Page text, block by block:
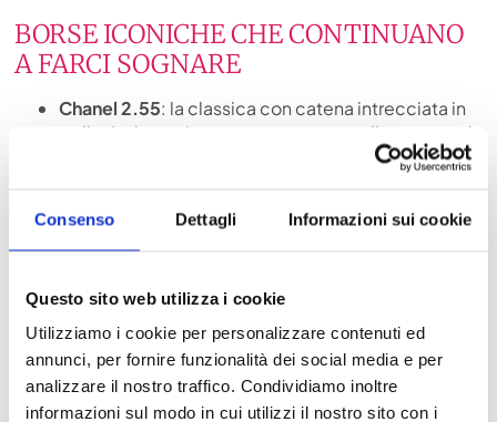
Consenso Dettagli Informazioni sui cookie
Questo sito web utilizza i cookie
Utilizziamo i cookie per personalizzare contenuti ed
annunci, per fornire funzionalità dei social media e per
analizzare il nostro traffico. Condividiamo inoltre
informazioni sul modo in cui utilizzi il nostro sito con i
BORSE ICONICHE CHE CONTINUANO
A FARCI SOGNARE
Chanel 2.55: la classica con catena intrecciata in
pelle. La borsa impunturata con tracolla nasce nel
1955, immaginando una donna libera come era la
rombi in pelle matelassé in diverse misure e in
diversi colori.
Fendi Baguette: nata dall’estro creativo di
Venturini Fendi
Karl Lagerfeld
nel 1997. La
baguette sempre uguale, ma sempre diversa
diventa la it-bag del momento, ha visto lievitare il
suo prezzo con passare degli anni. In tessuto,